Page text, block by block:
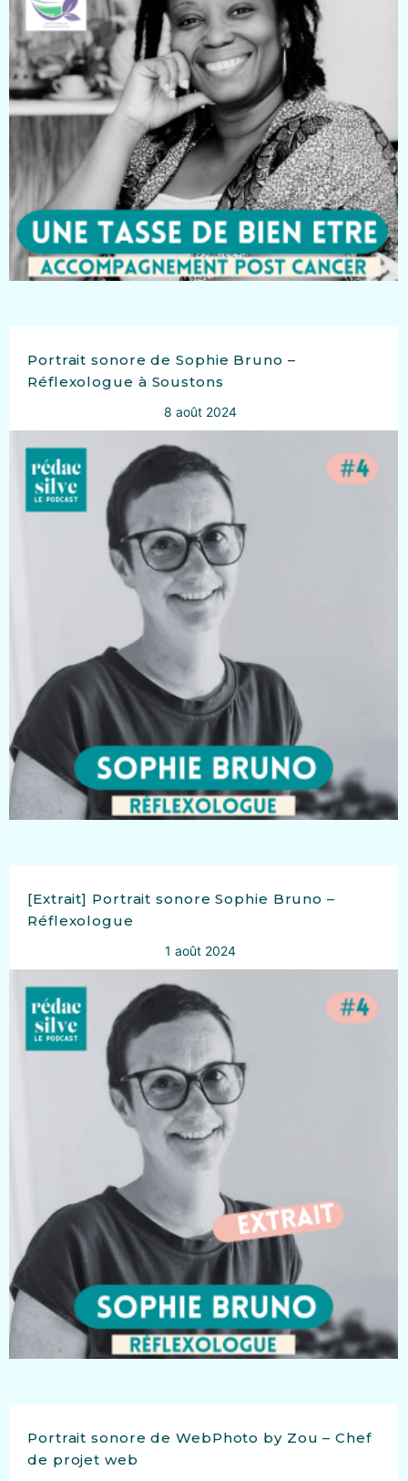
Portrait sonore de Sophie Bruno –
Réflexologue à Soustons
8 août 2024
[Extrait] Portrait sonore Sophie Bruno –
Réflexologue
1 août 2024
Portrait sonore de WebPhoto by Zou – Chef
de projet web